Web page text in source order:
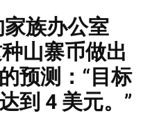
族办公室
山寨币做出
预测：“目标
到 4 美元。”